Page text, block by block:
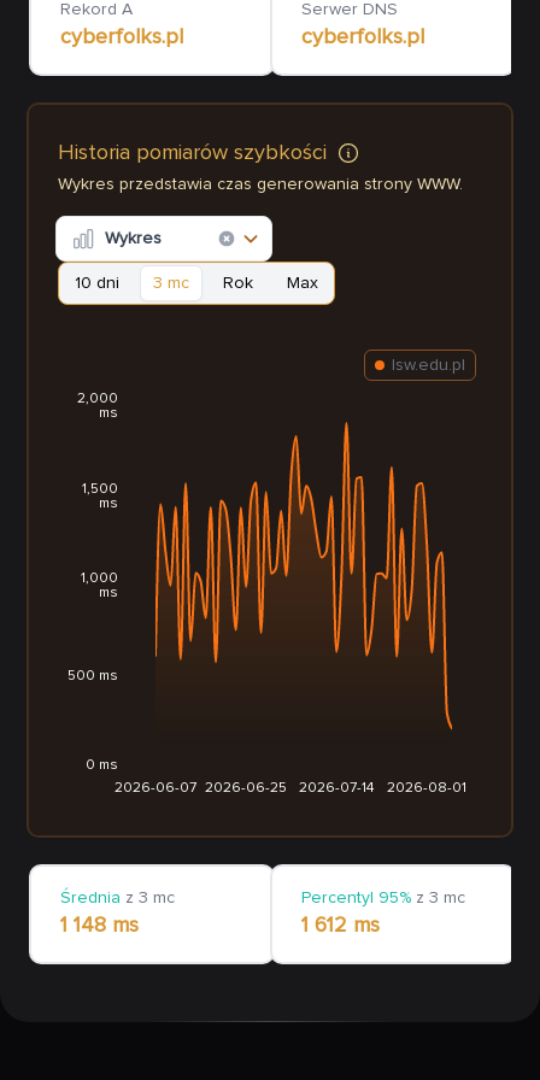
Rekord A
cyberfolks.pl
Serwer DNS
cyberfolks.pl
Historia pomiarów szybkości
Wykres przedstawia czas generowania strony WWW.
Wykres
10 dni 3 mc Rok Max
2026-06-07 2026-06-25 2026-07-14 2026-08-01
0 ms
500 ms
1,000
ms
1,500
ms
2,000
ms
lsw.edu.pl
Średnia z 3 mc
1 148 ms
Percentyl 95% z 3 mc
1 612 ms